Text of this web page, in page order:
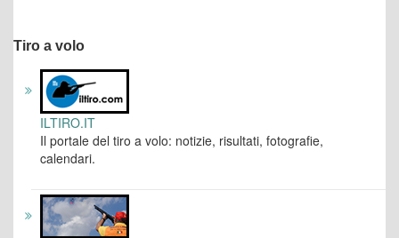
Tiro a volo
ILTIRO.IT
Il portale del tiro a volo: notizie, risultati, fotografie,
calendari.